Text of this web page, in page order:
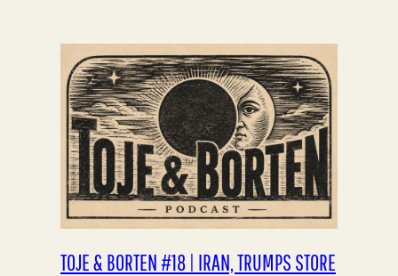
TOJE & BORTEN #18 | IRAN, TRUMPS STORE